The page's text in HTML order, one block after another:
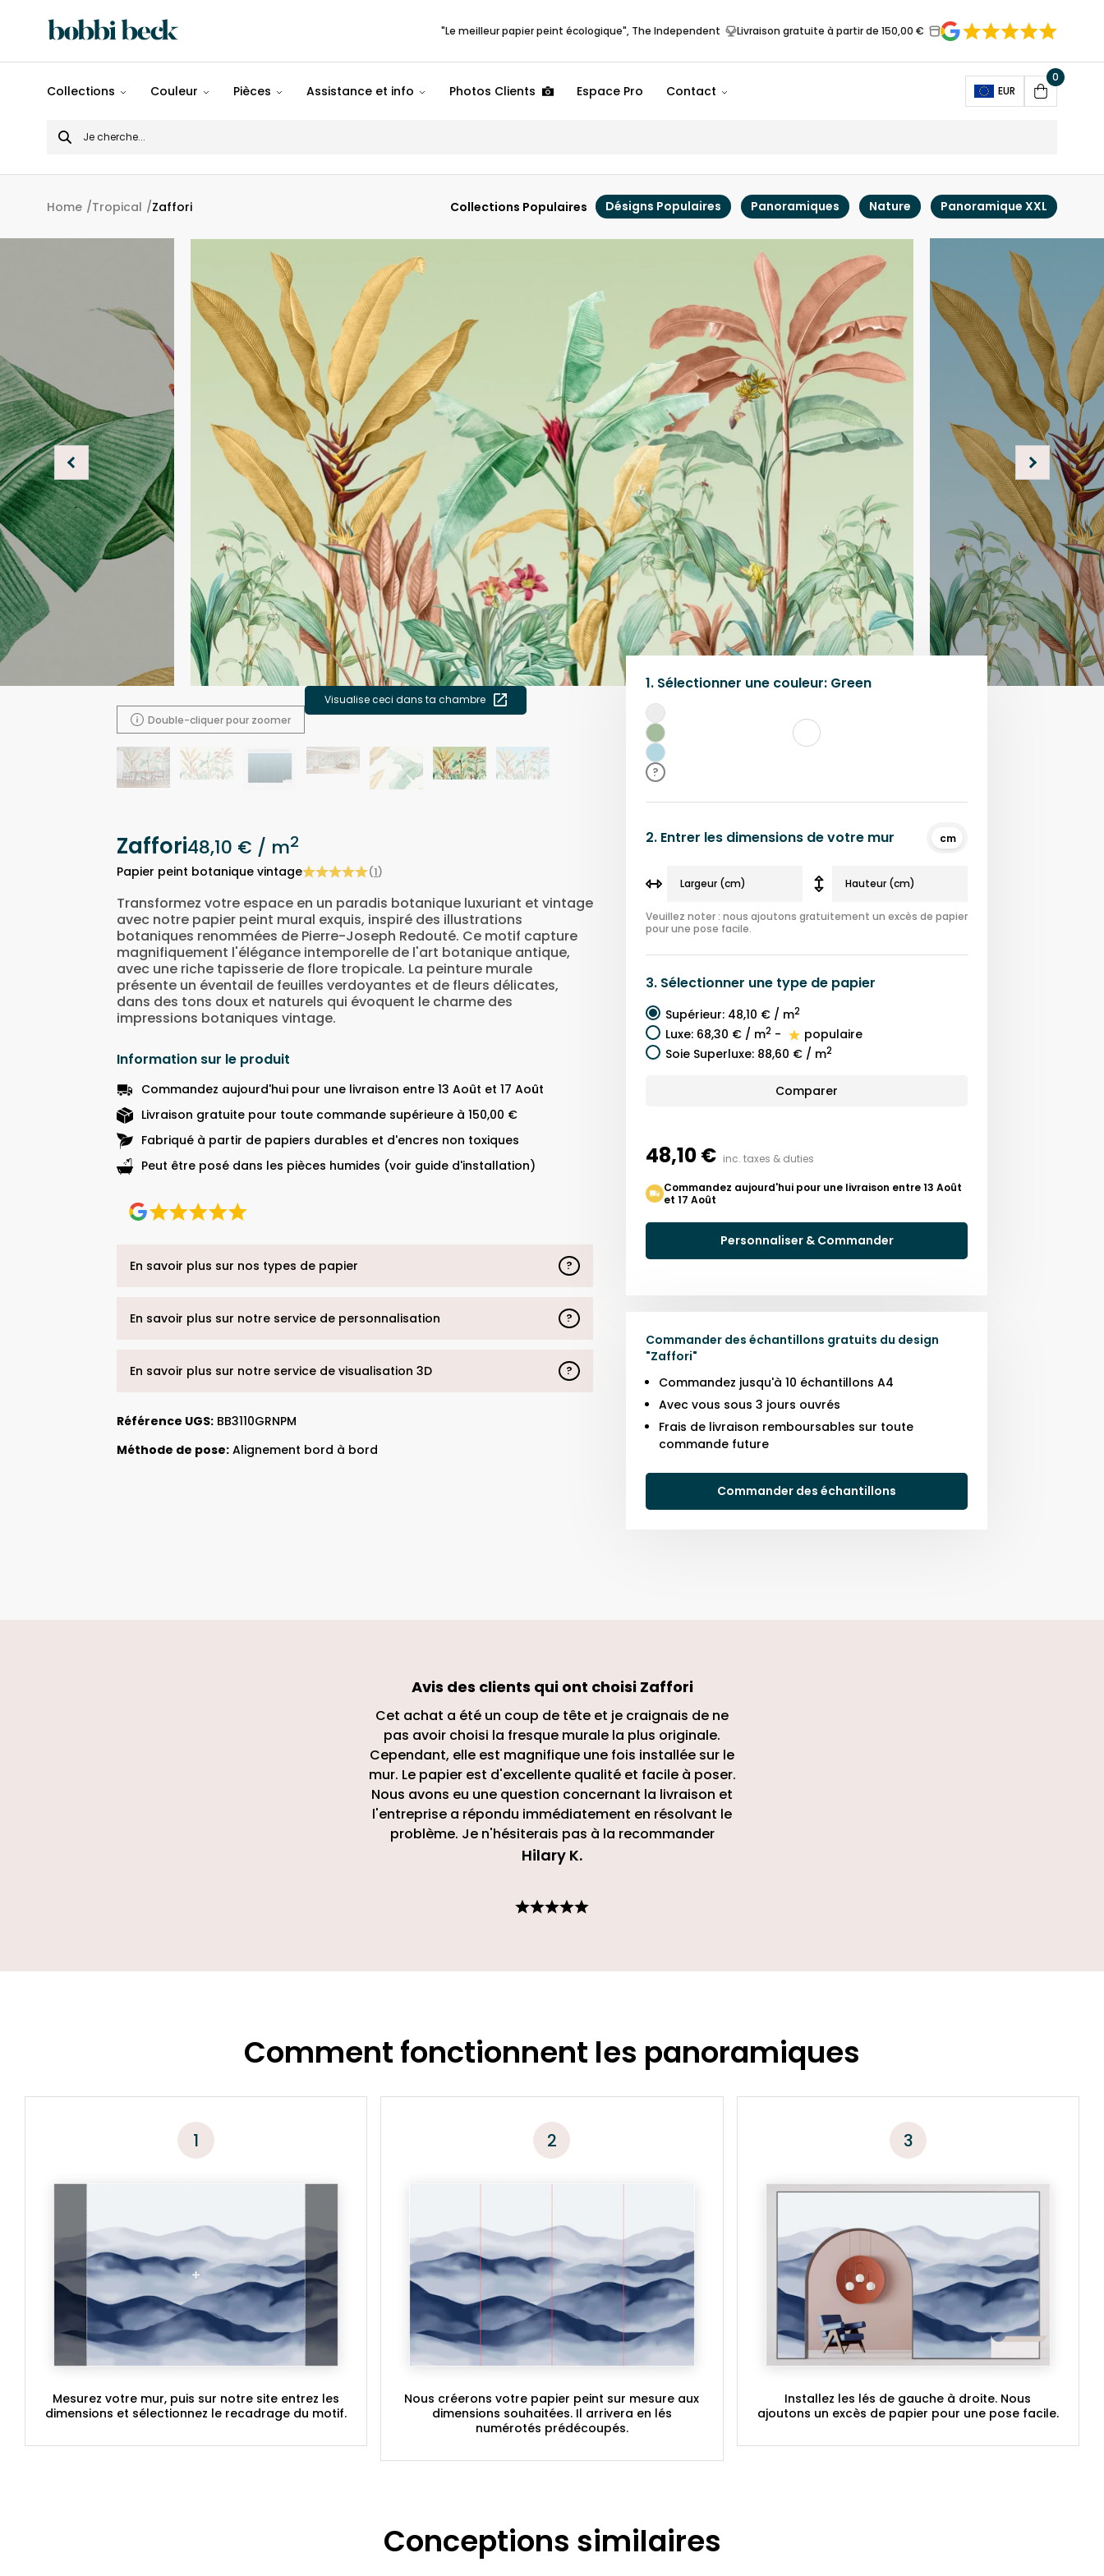
"Le meilleur papier peint écologique", The Independent Livraison gratuite à partir de 150,00 €
Populaires
Panoramiques
Collections Couleur Pièces Assistance et info Photos Clients Espace Pro Contact EUR
Open
Cart
0
Search
for
Home Tropical Zaffori Collections Populaires Désigns Populaires Panoramiques Nature Panoramique XXL
Double-cliquer pour zoomer
Visualise ceci dans ta chambre
Zaffori48,10 € / m2
Papier peint botanique vintage (1)
1. Sélectionner une couleur: Green
Blanc
Vert
Bleu
?
2. Entrer les dimensions de votre mur cm
Veuillez noter : nous ajoutons gratuitement un excès de papier
pour une pose facile.
3. Sélectionner une type de papier
Supérieur: 48,10 € / m2
Luxe: 68,30 € / m2 -
populaire
Soie Superluxe: 88,60 € / m2
Comparer
48,10 € inc. taxes & duties
Commandez aujourd'hui pour une livraison entre 13 Août
et 17 Août
Personnaliser & Commander
Commander des échantillons gratuits du design
"Zaffori"
Commandez jusqu'à 10 échantillons A4
Avec vous sous 3 jours ouvrés
Frais de livraison remboursables sur toute
commande future
Commander des échantillons
Transformez votre espace en un paradis botanique luxuriant et vintage
avec notre papier peint mural exquis, inspiré des illustrations
botaniques renommées de Pierre-Joseph Redouté. Ce motif capture
magnifiquement l'élégance intemporelle de l'art botanique antique,
avec une riche tapisserie de flore tropicale. La peinture murale
présente un éventail de feuilles verdoyantes et de fleurs délicates,
dans des tons doux et naturels qui évoquent le charme des
impressions botaniques vintage.
Information sur le produit
Commandez aujourd'hui pour une livraison entre 13 Août et 17 Août
Livraison gratuite pour toute commande supérieure à 150,00 €
Fabriqué à partir de papiers durables et d'encres non toxiques
Peut être posé dans les pièces humides (voir guide d'installation)
En savoir plus sur nos types de papier ?
En savoir plus sur notre service de personnalisation ?
En savoir plus sur notre service de visualisation 3D ?
Référence UGS: BB3110GRNPM
Méthode de pose: Alignement bord à bord
Avis des clients qui ont choisi Zaffori
Cet achat a été un coup de tête et je craignais de ne
pas avoir choisi la fresque murale la plus originale.
Cependant, elle est magnifique une fois installée sur le
mur. Le papier est d'excellente qualité et facile à poser.
Nous avons eu une question concernant la livraison et
l'entreprise a répondu immédiatement en résolvant le
problème. Je n'hésiterais pas à la recommander
Hilary K.
Comment fonctionnent les panoramiques
1
Mesurez votre mur, puis sur notre site entrez les
dimensions et sélectionnez le recadrage du motif.
2
Nous créerons votre papier peint sur mesure aux
dimensions souhaitées. Il arrivera en lés
numérotés prédécoupés.
3
Installez les lés de gauche à droite. Nous
ajoutons un excès de papier pour une pose facile.
Conceptions similaires